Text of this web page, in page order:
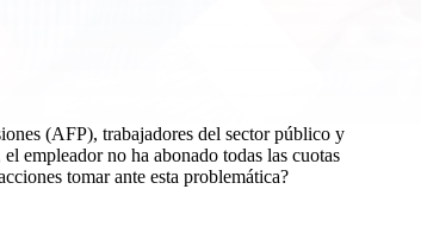
(AFP), trabajadores del sector público y
empleador no ha abonado todas las cuotas
tomar ante esta problemática?